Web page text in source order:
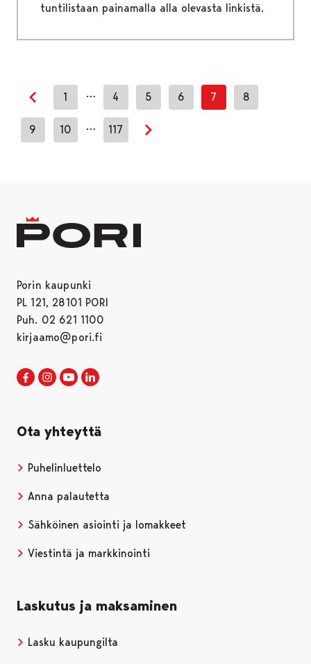
tuntilistaan painamalla alla olevasta linkistä.
Edellinen sivu
1 … 4 5 6 7 8
9 10 … 117
Seuraava sivu
Porin kaupunki
PL 121, 28101 PORI
Puh. 02 621 1100
kirjaamo@pori.fi
Porin kaupunki Facebookissa
Avautuu uudessa välilehdessä
Porin kaupunki Instagramissa
Avautuu uudessa välilehdessä
Porin kaupunki Youtubessa
Avautuu uudessa välilehdessä
Ota yhteyttä
Puhelinluettelo
Anna palautetta
Sähköinen asiointi ja lomakkeet
Viestintä ja markkinointi
Laskutus ja maksaminen
Lasku kaupungilta